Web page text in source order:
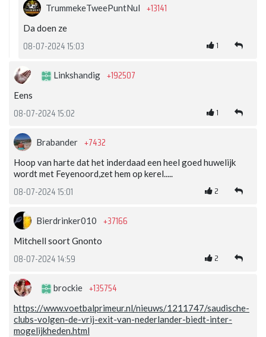
TrummekeTweePuntNul +13141
Da doen ze
08-07-2024 15:03 1
Linkshandig +192507
Eens
08-07-2024 15:02 1
Brabander +7432
Hoop van harte dat het inderdaad een heel goed huwelijk
wordt met Feyenoord,zet hem op kerel.....
08-07-2024 15:01 2
Bierdrinker010 +37166
Mitchell soort Gnonto
08-07-2024 14:59 2
brockie +135754
https://www.voetbalprimeur.nl/nieuws/1211747/saudische-
clubs-volgen-de-vrij-exit-van-nederlander-biedt-inter-
mogelijkheden.html